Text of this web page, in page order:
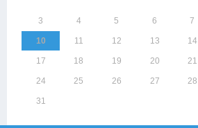
3 4 5 6 7
10 11 12 13 14
17 18 19 20 21
24 25 26 27 28
31